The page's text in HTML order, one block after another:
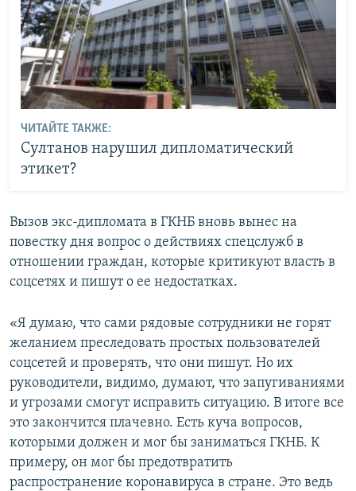
ЧИТАЙТЕ ТАКЖЕ:
Султанов нарушил дипломатический
этикет?
Вызов экс-дипломата в ГКНБ вновь вынес на
повестку дня вопрос о действиях спецслужб в
отношении граждан, которые критикуют власть в
соцсетях и пишут о ее недостатках.
«Я думаю, что сами рядовые сотрудники не горят
желанием преследовать простых пользователей
соцсетей и проверять, что они пишут. Но их
руководители, видимо, думают, что запугиваниями
и угрозами смогут исправить ситуацию. В итоге все
это закончится плачевно. Есть куча вопросов,
которыми должен и мог бы заниматься ГКНБ. К
примеру, он мог бы предотвратить
распространение коронавируса в стране. Это ведь